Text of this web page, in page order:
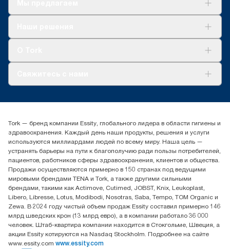
(+7) 777 779 0095
Контакты на рынках СНГ
ООО «Эссити», Представительство в Казахстане Пр.
Достык, 210, 2 блок, 3 этаж,
офис №32 050051, г.
Алматы, Казахстан
Tork — бренд компании Essity, глобального лидера в области гигиены и
здравоохранения. Каждый день наши продукты, решения и услуги
используются миллиардами людей по всему миру. Наша цель —
устранять барьеры на пути к благополучию ради пользы потребителей,
пациентов, работников сферы здравоохранения, клиентов и общества.
Продажи осуществляются примерно в 150 странах под ведущими
мировыми брендами TENA и Tork, а также другими сильными
брендами, такими как Actimove, Cutimed, JOBST, Knix, Leukoplast,
Libero, Libresse, Lotus, Modibodi, Nosotras, Saba, Tempo, TOM Organic и
Zewa. В 2024 году чистый объем продаж Essity составил примерно 146
млрд шведских крон (13 млрд евро), а в компании работало 36 000
человек. Штаб-квартира компании находится в Стокгольме, Швеция, а
акции Essity котируются на Nasdaq Stockholm. Подробнее на сайте
www.essity.com www.essity.com